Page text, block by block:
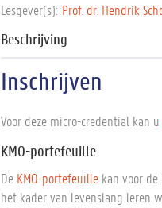
Lesgever(s) Prof. dr. Hendrik
Beschrijving
Inschrijven
Voor deze micro-credential kan u
KMO-portefeuille
De KMO-portefeuille kan voor
het kader van levenslang leren